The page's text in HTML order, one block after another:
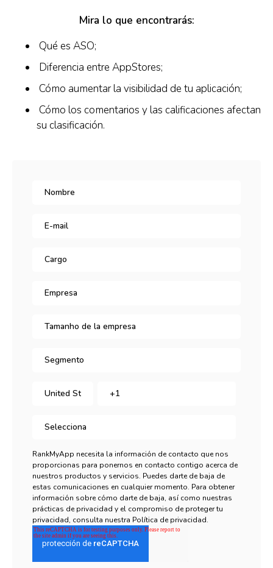
Mira lo que encontrarás:
Qué es ASO;
Diferencia entre AppStores;
Cómo aumentar la visibilidad de tu aplicación;
Cómo los comentarios y las calificaciones afectan
su clasificación.
RankMyApp necesita la información de contacto que nos
proporcionas para ponernos en contacto contigo acerca de
nuestros productos y servicios. Puedes darte de baja de
estas comunicaciones en cualquier momento. Para obtener
información sobre cómo darte de baja, así como nuestras
prácticas de privacidad y el compromiso de proteger tu
privacidad, consulta nuestra Política de privacidad.